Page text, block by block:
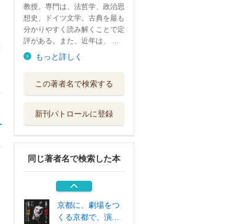
教授。専門は、法哲学、政治思
想史、ドイツ文学。古典を最も
分かりやすく読み解くことで定
評がある。また、近年は、 …
もっと詳しく
この著者名で検索する
新刊パトロールに登録
同じ著者名で検索した本
く Ｄｉａｌｏ...
悪の法哲学 神的
作品社
ネットリンチが当
たり前の社会は...
ベストセラーズ
京都に、劇場をつ
くる京都で、演...